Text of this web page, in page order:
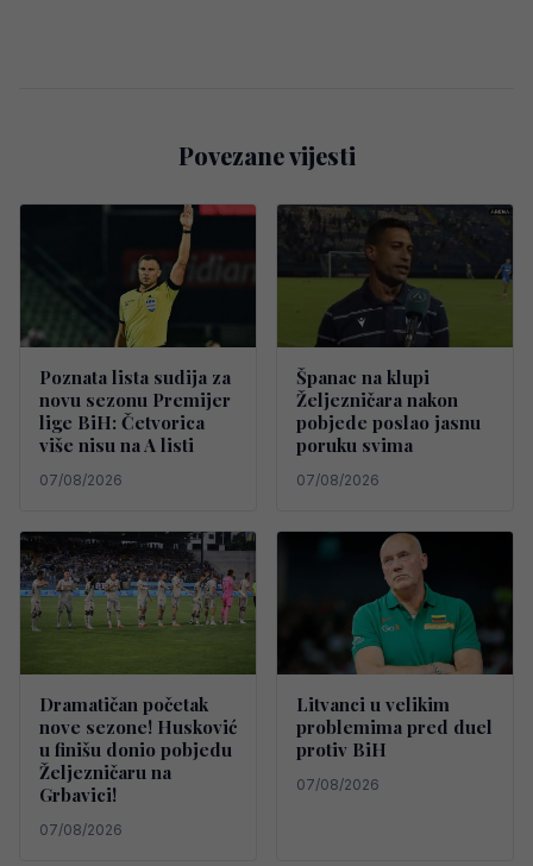
Povezane vijesti
Poznata lista sudija za
novu sezonu Premijer
lige BiH: Četvorica
više nisu na A listi
07/08/2026
Španac na klupi
Željezničara nakon
pobjede poslao jasnu
poruku svima
07/08/2026
Dramatičan početak
nove sezone! Husković
u finišu donio pobjedu
Željezničaru na
Grbavici!
07/08/2026
Litvanci u velikim
problemima pred duel
protiv BiH
07/08/2026